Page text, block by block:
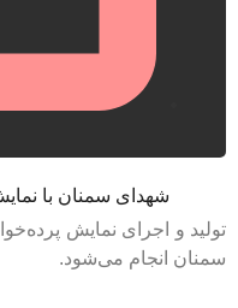
سمنان با نمایش
اجرای نمایش پرده‌خوانی با
می‌شود.